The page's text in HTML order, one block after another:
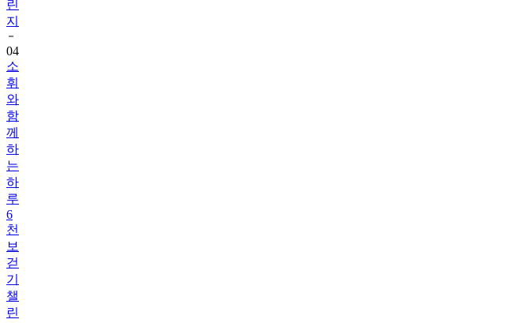
04
소
휘
와
함
께
하
는
하
루
6
천
보
걷
기
챌
린
지